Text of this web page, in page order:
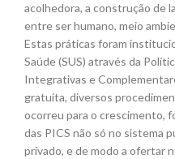
acolhedora, a construção de
entre ser humano, meio
Estas práticas foram
Saúde (SUS) através da
Integrativas e
gratuita, diversos
ocorreu para o crescimento,
das PICS não só no sistema
privado, e de modo a ofertar